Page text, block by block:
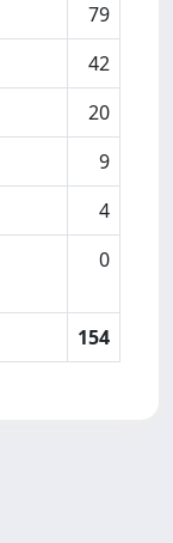
79
42
20
9
4
0
154